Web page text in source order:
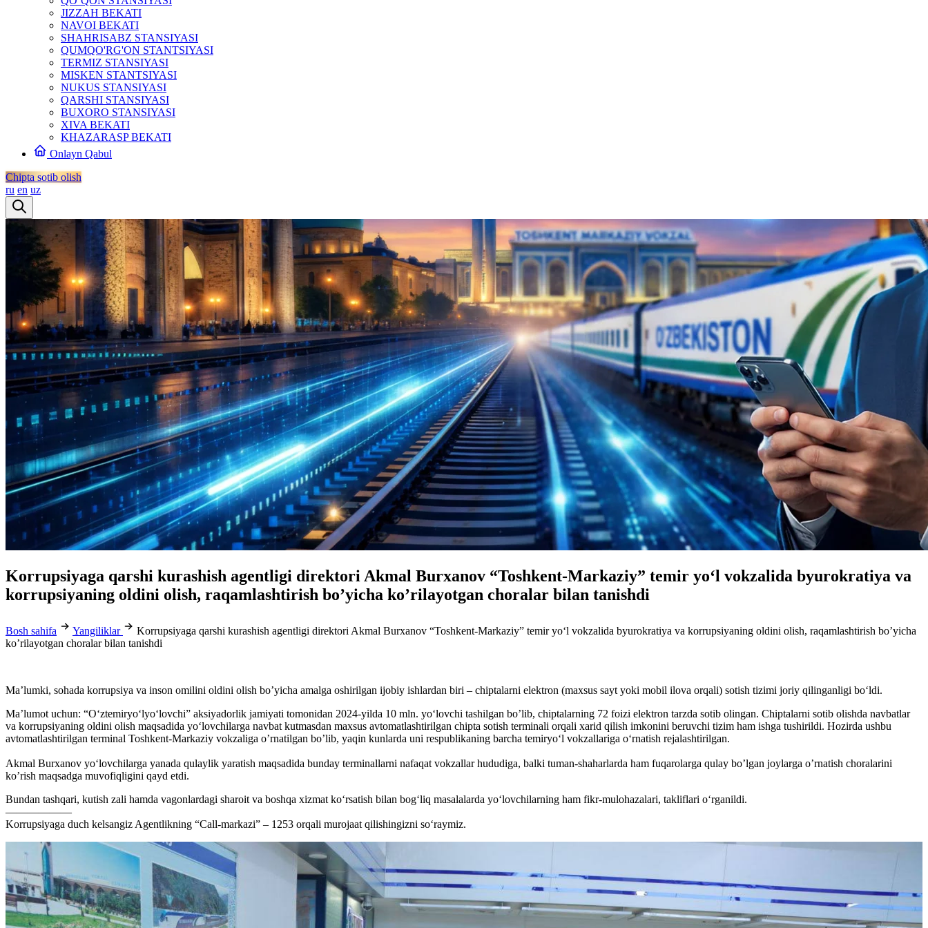
JIZZAH BEKATI
NAVOI BEKATI
SHAHRISABZ STANSIYASI
QUMQO'RG'ON STANTSIYASI
TERMIZ STANSIYASI
MISKEN STANTSIYASI
NUKUS STANSIYASI
QARSHI STANSIYASI
BUXORO STANSIYASI
XIVA BEKATI
KHAZARASP BEKATI
Onlayn Qabul
Chipta sotib olish
ru en uz
Korrupsiyaga qarshi kurashish agentligi direktori Akmal Burxanov “Toshkent-Markaziy” temir yo‘l vokzalida byurokratiya va
korrupsiyaning oldini olish, raqamlashtirish bo’yicha ko’rilayotgan choralar bilan tanishdi
Bosh sahifa Yangiliklar
Korrupsiyaga qarshi kurashish agentligi direktori Akmal Burxanov “Toshkent-Markaziy” temir yo‘l vokzalida byurokratiya va korrupsiyaning oldini olish, raqamlashtirish bo’yicha
ko’rilayotgan choralar bilan tanishdi
Ma’lumki, sohada korrupsiya va inson omilini oldini olish bo’yicha amalga oshirilgan ijobiy ishlardan biri – chiptalarni elektron (maxsus sayt yoki mobil ilova orqali) sotish tizimi joriy qilinganligi bo‘ldi.
Ma’lumot uchun: “O‘ztemiryo‘lyo‘lovchi” aksiyadorlik jamiyati tomonidan 2024-yilda 10 mln. yo‘lovchi tashilgan bo’lib, chiptalarning 72 foizi elektron tarzda sotib olingan. Chiptalarni sotib olishda navbatlar
va korrupsiyaning oldini olish maqsadida yo‘lovchilarga navbat kutmasdan maxsus avtomatlashtirilgan chipta sotish terminali orqali xarid qilish imkonini beruvchi tizim ham ishga tushirildi. Hozirda ushbu
avtomatlashtirilgan terminal Toshkent-Markaziy vokzaliga o’rnatilgan bo’lib, yaqin kunlarda uni respublikaning barcha temiryo‘l vokzallariga o‘rnatish rejalashtirilgan.
Akmal Burxanov yo‘lovchilarga yanada qulaylik yaratish maqsadida bunday terminallarni nafaqat vokzallar hududiga, balki tuman-shaharlarda ham fuqarolarga qulay bo’lgan joylarga o’rnatish choralarini
ko’rish maqsadga muvofiqligini qayd etdi.
Bundan tashqari, kutish zali hamda vagonlardagi sharoit va boshqa xizmat ko‘rsatish bilan bog‘liq masalalarda yo‘lovchilarning ham fikr-mulohazalari, takliflari o‘rganildi.
——————
Korrupsiyaga duch kelsangiz Agentlikning “Call-markazi” – 1253 orqali murojaat qilishingizni so‘raymiz.